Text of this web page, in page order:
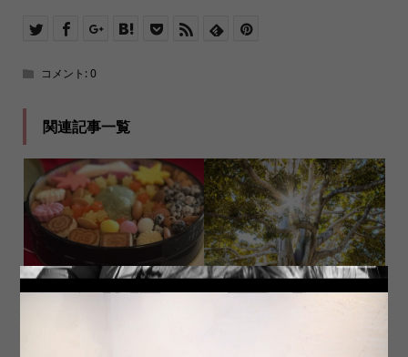
コメント:0
関連記事一覧